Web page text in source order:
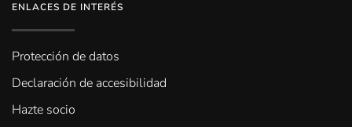
ENLACES DE INTERÉS
Protección de datos
Declaración de accesibilidad
Hazte socio